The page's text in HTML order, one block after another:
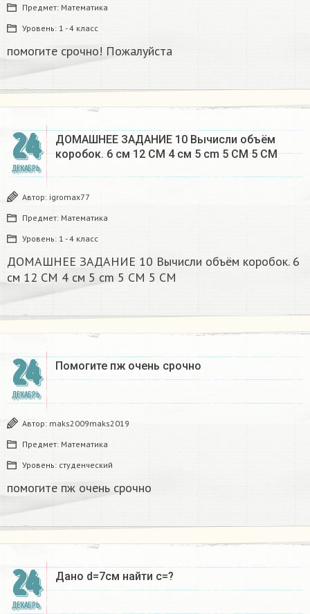
Предмет: Математика
Уровень: 1 - 4 класс
помогите срочно! Пожалуйста
24
ДЕКАБРЬ
ДОМАШНЕЕ ЗАДАНИЕ 10 Вычисли объём
коробок. 6 см 12 CM 4 см 5 cm 5 CM 5 CM​
Автор: igromax77
Предмет: Математика
Уровень: 1 - 4 класс
ДОМАШНЕЕ ЗАДАНИЕ 10 Вычисли объём коробок. 6
см 12 CM 4 см 5 cm 5 CM 5 CM​
24
ДЕКАБРЬ
Помогите пж очень срочно​
Автор: maks2009maks2019
Предмет: Математика
Уровень: студенческий
помогите пж очень срочно​
24
ДЕКАБРЬ
Дано d=7см найти с=?​